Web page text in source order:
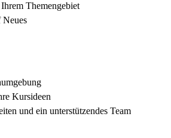
Themengebiet
Neues
Kursideen
und ein unterstützendes Team